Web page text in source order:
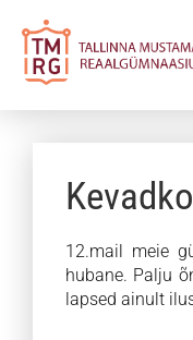
12.mail meie
hubane. Palju
lapsed ainult